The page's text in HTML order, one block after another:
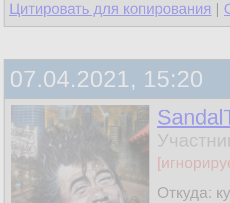
Цитировать для копирования |
07.04.2021, 15:20
Откуда: